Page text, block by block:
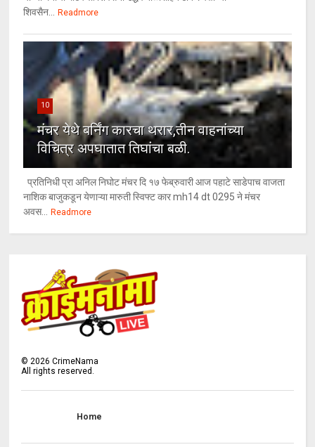
शिवसैन... Readmore
10
मंचर येथे बर्निंग कारचा थरार,तीन वाहनांच्या
विचित्र अपघातात तिघांचा बळी.
प्रतिनिधी प्रा अनिल निघोट मंचर दि १७ फेब्रुवारी आज पहाटे साडेपाच वाजता
नाशिक बाजुकडून येणाऱ्या मारुती स्विफ्ट कार mh14 dt 0295 ने मंचर
अवस... Readmore
©2026 CrimeNama
All rights reserved.
Home